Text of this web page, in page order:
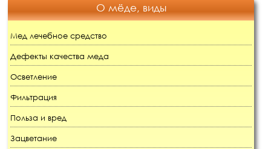
О мёде, виды
Мед лечебное средство
Дефекты качества меда
Осветление
Фильтрация
Польза и вред
Зацветание